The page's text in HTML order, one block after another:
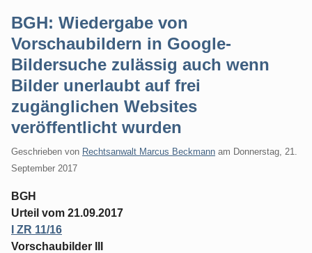
BGH: Wiedergabe von
Vorschaubildern in Google-
Bildersuche zulässig auch wenn
Bilder unerlaubt auf frei
zugänglichen Websites
veröffentlicht wurden
Geschrieben von Rechtsanwalt Marcus Beckmann am Donnerstag, 21.
September 2017
BGH
Urteil vom 21.09.2017
I ZR 11/16
Vorschaubilder III